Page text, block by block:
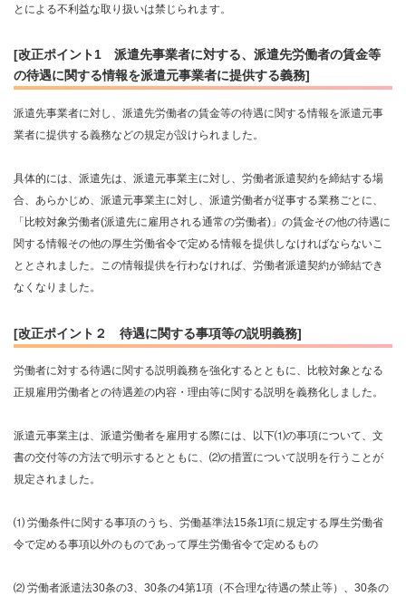
とによる不利益な取り扱いは禁じられます。
[改正ポイント1 派遣先事業者に対する、派遣先労働者の賃金等
の待遇に関する情報を派遣元事業者に提供する義務]
派遣先事業者に対し、派遣先労働者の賃金等の待遇に関する情報を派遣元事
業者に提供する義務などの規定が設けられました。
具体的には、派遣先は、派遣元事業主に対し、労働者派遣契約を締結する場
合、あらかじめ、派遣元事業主に対し、派遣労働者が従事する業務ごとに、
「比較対象労働者(派遣先に雇用される通常の労働者)」の賃金その他の待遇に
関する情報その他の厚生労働省令で定める情報を提供しなければならないこ
ととされました。この情報提供を行わなければ、労働者派遣契約が締結でき
なくなりました。
[改正ポイント２ 待遇に関する事項等の説明義務]
労働者に対する待遇に関する説明義務を強化するとともに、比較対象となる
正規雇用労働者との待遇差の内容・理由等に関する説明を義務化しました。
派遣元事業主は、派遣労働者を雇用する際には、以下⑴の事項について、文
書の交付等の方法で明示するとともに、⑵の措置について説明を行うことが
規定されました。
⑴ 労働条件に関する事項のうち、労働基準法15条1項に規定する厚生労働省
令で定める事項以外のものであって厚生労働省令で定めるもの
⑵ 労働者派遣法30条の3、30条の4第1項（不合理な待遇の禁止等）、30条の